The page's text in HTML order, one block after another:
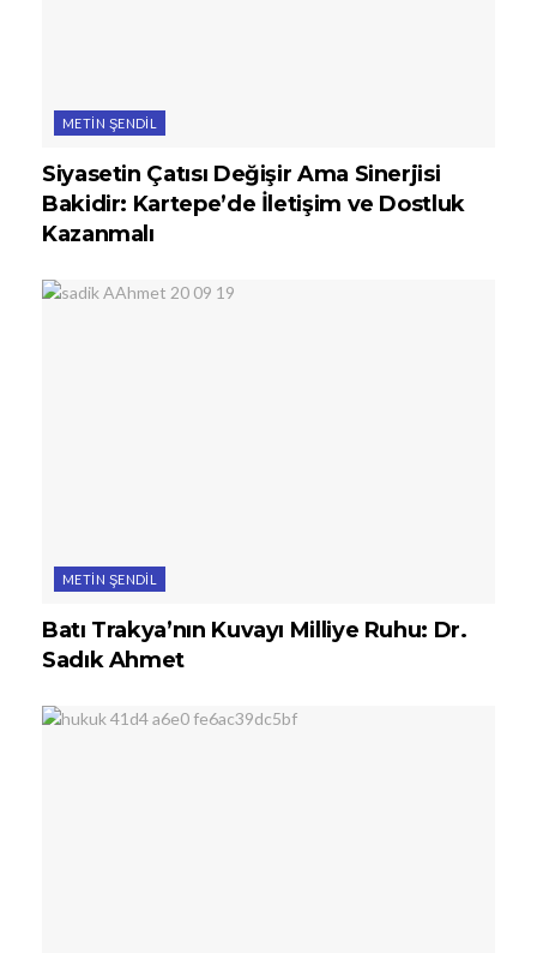
METIN ŞENDIL
Siyasetin Çatısı Değişir Ama Sinerjisi
Bakidir: Kartepe’de İletişim ve Dostluk
Kazanmalı
METIN ŞENDIL
Batı Trakya’nın Kuvayı Milliye Ruhu: Dr.
Sadık Ahmet